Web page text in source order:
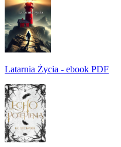
Latarnia Życia - ebook PDF